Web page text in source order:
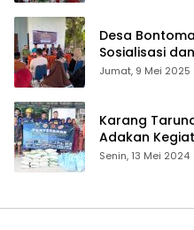
Desa
Sosialisasi
ID
Jumat, 9 Mei 2025
Karang
Adakan
Dhuafa dan
Senin, 13 Mei 2024